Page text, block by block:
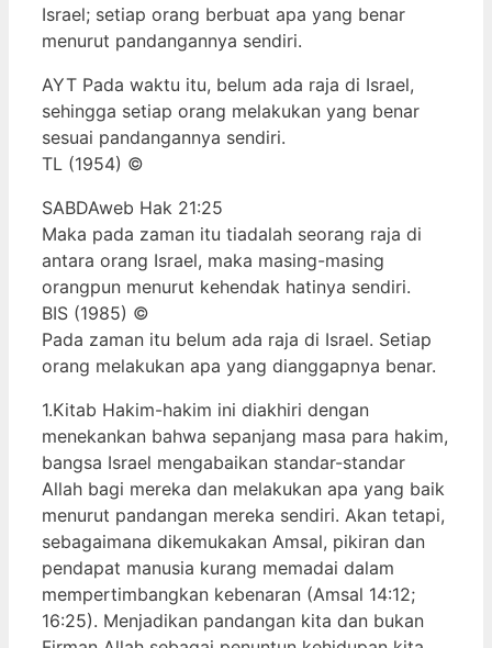
Israel; setiap orang berbuat apa yang benar
menurut pandangannya sendiri.
AYT Pada waktu itu, belum ada raja di Israel,
sehingga setiap orang melakukan yang benar
sesuai pandangannya sendiri.
TL (1954) ©
SABDAweb Hak 21:25
Maka pada zaman itu tiadalah seorang raja di
antara orang Israel, maka masing-masing
orangpun menurut kehendak hatinya sendiri.
BIS (1985) ©
Pada zaman itu belum ada raja di Israel. Setiap
orang melakukan apa yang dianggapnya benar.
1.Kitab Hakim-hakim ini diakhiri dengan
menekankan bahwa sepanjang masa para hakim,
bangsa Israel mengabaikan standar-standar
Allah bagi mereka dan melakukan apa yang baik
menurut pandangan mereka sendiri. Akan tetapi,
sebagaimana dikemukakan Amsal, pikiran dan
pendapat manusia kurang memadai dalam
mempertimbangkan kebenaran (Amsal 14:12;
16:25). Menjadikan pandangan kita dan bukan